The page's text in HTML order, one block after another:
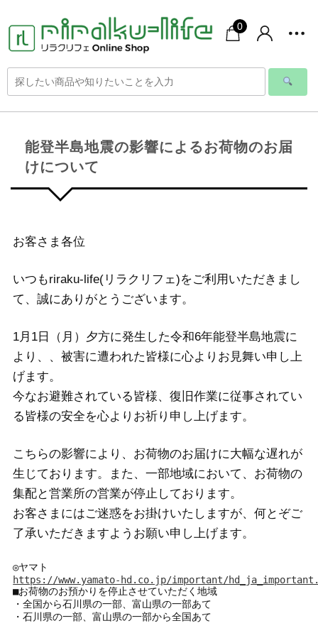
0
能登半島地震の影響によるお荷物のお届
けについて
お客さま各位
いつもriraku-life(リラクリフェ)をご利用いただきまし
て、誠にありがとうございます。
1月1日（月）夕方に発生した令和6年能登半島地震に
より、、被害に遭われた皆様に心よりお見舞い申し上
げます。
今なお避難されている皆様、復旧作業に従事されてい
る皆様の安全を心よりお祈り申し上げます。
こちらの影響により、お荷物のお届けに大幅な遅れが
生じております。また、一部地域において、お荷物の
集配と営業所の営業が停止しております。
お客さまにはご迷惑をお掛けいたしますが、何とぞご
了承いただきますようお願い申し上げます。
https://www.yamato-hd.co.jp/important/
■お荷物のお預かりを停止させていただく地域
・全国から石川県の一部、富山県の一部あて
・石川県の一部、富山県の一部から全国あて